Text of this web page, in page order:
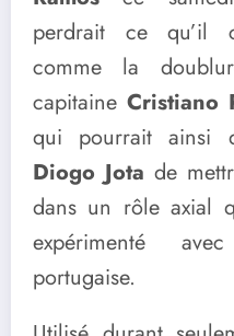
perdrait ce qu’il
comme la
capitaine Cristiano
qui pourrait ainsi
Diogo Jota de
dans un rôle axial
expérimenté
portugaise.